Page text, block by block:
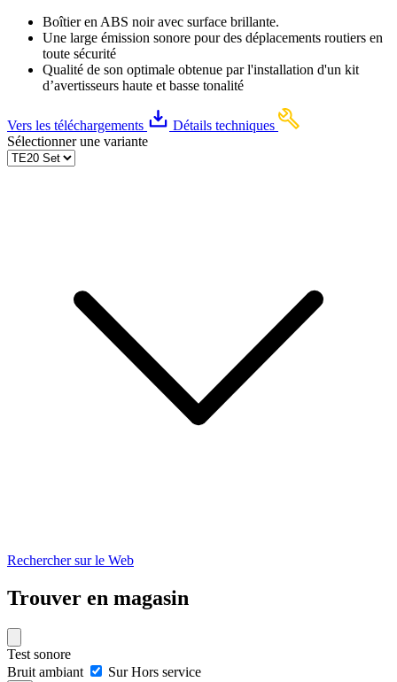
Boîtier en ABS noir avec surface brillante.
Une large émission sonore pour des déplacements routiers en
toute sécurité
Qualité de son optimale obtenue par l'installation d'un kit
d’avertisseurs haute et basse tonalité
Vers les téléchargements
Détails techniques
Sélectionner une variante
Rechercher sur le Web
Trouver en magasin
Test sonore
Bruit ambiant
Sur Hors service